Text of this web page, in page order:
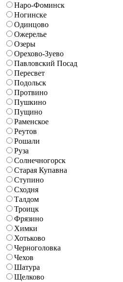
Наро-Фоминск
Ногинске
Одинцово
Ожерелье
Озеры
Орехово-Зуево
Павловский Посад
Пересвет
Подольск
Протвино
Пушкино
Пущино
Раменское
Реутов
Рошали
Руза
Солнечногорск
Старая Купавна
Ступино
Сходня
Талдом
Троицк
Фрязино
Химки
Хотьково
Черноголовка
Чехов
Шатура
Щелково